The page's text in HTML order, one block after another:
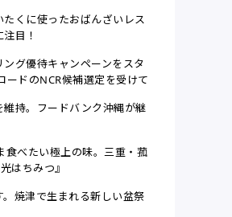
くに使ったおばんざいレス
目！
グ優待キャンペーンをスタ
ードのNCR候補選定を受けて
持。フードバンク沖縄が継
食べたい極上の味。三重・菰
はちみつ』
焼津で生まれる新しい盆祭